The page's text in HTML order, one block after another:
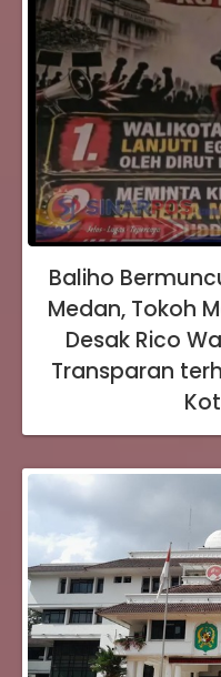
Baliho
Medan, Tokoh
Desak Rico
Transparan